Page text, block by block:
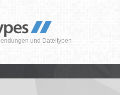
und Dateitypen